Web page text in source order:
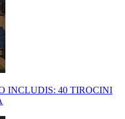
INCLUDIS: 40 TIROCINI